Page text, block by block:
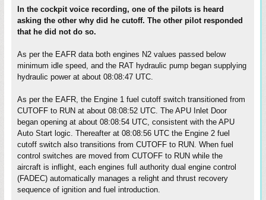
In the cockpit voice recording, one of the pilots is heard
asking the other why did he cutoff. The other pilot responded
that he did not do so.
As per the EAFR data both engines N2 values passed below
minimum idle speed, and the RAT hydraulic pump began supplying
hydraulic power at about 08:08:47 UTC.
As per the EAFR, the Engine 1 fuel cutoff switch transitioned from
CUTOFF to RUN at about 08:08:52 UTC. The APU Inlet Door
began opening at about 08:08:54 UTC, consistent with the APU
Auto Start logic. Thereafter at 08:08:56 UTC the Engine 2 fuel
cutoff switch also transitions from CUTOFF to RUN. When fuel
control switches are moved from CUTOFF to RUN while the
aircraft is inflight, each engines full authority dual engine control
(FADEC) automatically manages a relight and thrust recovery
sequence of ignition and fuel introduction.